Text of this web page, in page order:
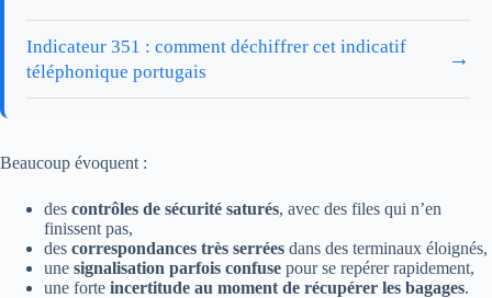
Indicateur 351 : comment déchiffrer cet indicatif
téléphonique portugais
→
Beaucoup évoquent :
des contrôles de sécurité saturés, avec des files qui n’en
finissent pas,
des correspondances très serrées dans des terminaux éloignés,
une signalisation parfois confuse pour se repérer rapidement,
une forte incertitude au moment de récupérer les bagages.